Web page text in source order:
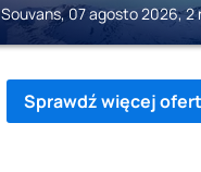
Souvans, 07 agosto 2026, 2
Sprawdź więcej